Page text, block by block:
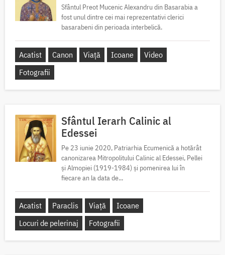
Sfântul Preot Mucenic Alexandru din Basarabia a
fost unul dintre cei mai reprezentativi clerici
basarabeni din perioada interbelică.
Acatist Canon Viață Icoane
Video
Fotografii
Sfântul Ierarh Calinic al
Edessei
Pe 23 iunie 2020, Patriarhia Ecumenică a hotărât
canonizarea Mitropolitului Calinic al Edessei, Pellei
și Almopiei (1919-1984) și pomenirea lui în
fiecare an la data de...
Acatist Paraclis Viață
Icoane
Locuri de pelerinaj
Fotografii